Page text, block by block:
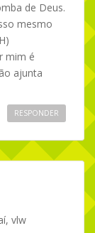
de Deus.
mesmo
mim é
ajunta
RESPONDER
vlw